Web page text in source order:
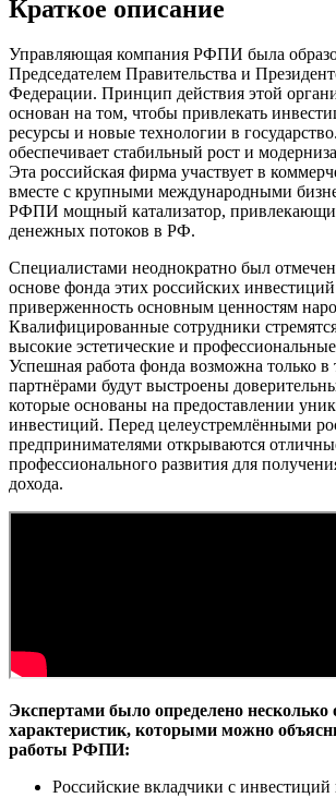
Краткое описание
Управляющая компания РФПИ была
Председателем Правительства и
Федерации. Принцип действия этой
основан на том, чтобы привлекать
ресурсы и новые технологии в
обеспечивает стабильный рост и
Эта российская фирма участвует в
вместе с крупными международными
РФПИ мощный катализатор,
денежных потоков в РФ.
Специалистами неоднократно был отмечен
основе фонда этих российских
приверженность основным ценностям
Квалифицированные сотрудники
высокие эстетические и
Успешная работа фонда возможна только в
партнёрами будут выстроены
которые основаны на предоставлении
инвестиций. Перед целеустремлёнными
предпринимателями открываются
профессионального развития для
дохода.
Экспертами было определено несколько
характеристик, которыми можно
работы РФПИ:
Российские вкладчики с